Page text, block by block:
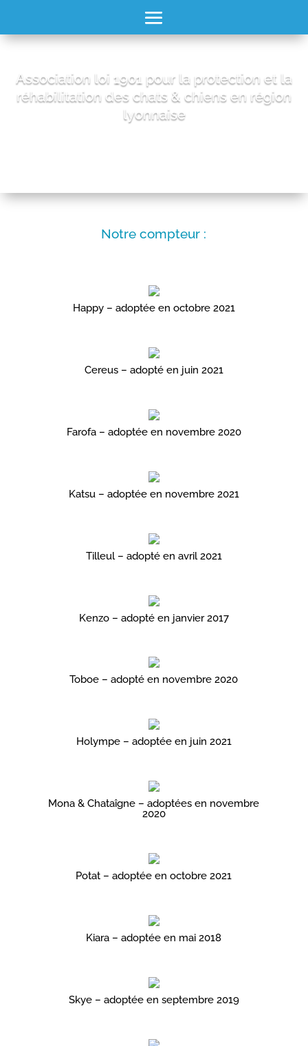
Association loi 1901 pour la protection et la
réhabilitation des chats & chiens en région
lyonnaise
Notre compteur :
Happy – adoptée en octobre 2021
Cereus – adopté en juin 2021
Farofa – adoptée en novembre 2020
Katsu – adoptée en novembre 2021
Tilleul – adopté en avril 2021
Kenzo – adopté en janvier 2017
Toboe – adopté en novembre 2020
Holympe – adoptée en juin 2021
Mona & Chataîgne – adoptées en novembre
2020
Potat – adoptée en octobre 2021
Kiara – adoptée en mai 2018
Skye – adoptée en septembre 2019